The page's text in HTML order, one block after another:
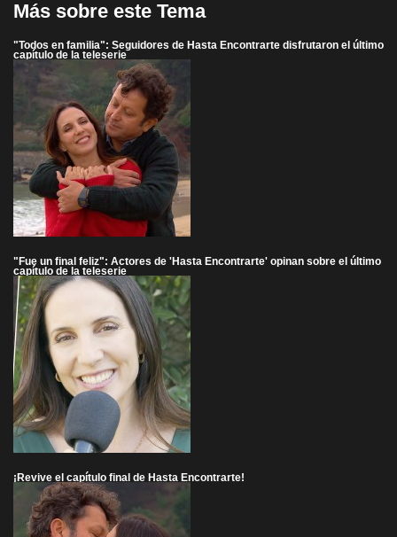
Más sobre este Tema
"Todos en familia": Seguidores de Hasta Encontrarte disfrutaron el último
capítulo de la teleserie
"Fue un final feliz": Actores de 'Hasta Encontrarte' opinan sobre el último
capítulo de la teleserie
¡Revive el capítulo final de Hasta Encontrarte!